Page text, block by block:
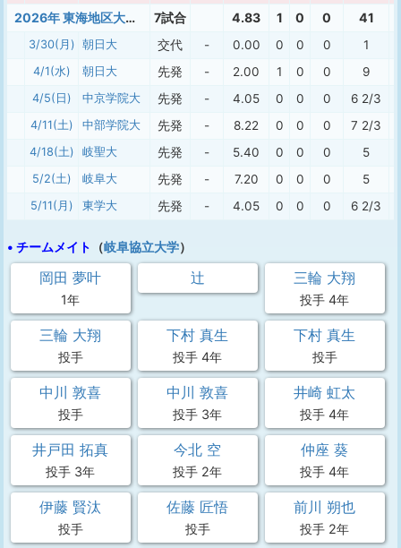
2026年 東海地区大学春季 岐阜 7試合 4.83 1 0 0 41
3/30(月) 朝日大 交代 - 0.00 0 0 0 1
4/1(水) 朝日大 先発 - 2.00 1 0 0 9
4/5(日) 中京学院大 先発 - 4.05 0 0 0 6 2/3
4/11(土) 中部学院大 先発 - 8.22 0 0 0 7 2/3
4/18(土) 岐聖大 先発 - 5.40 0 0 0 5
5/2(土) 岐阜大 先発 - 7.20 0 0 0 5
5/11(月) 東学大 先発 - 4.05 0 0 0 6 2/3
• チームメイト （岐阜協立大学）
岡田 夢叶
1年
辻 三輪 大翔
投手 4年
三輪 大翔
投手
下村 真生
投手 4年
下村 真生
投手
中川 敦喜
投手
中川 敦喜
投手 3年
井崎 虹太
投手 4年
井戸田 拓真
投手 3年
今北 空
投手 2年
仲座 葵
投手 4年
伊藤 賢汰
投手
佐藤 匠悟
投手
前川 朔也
投手 2年